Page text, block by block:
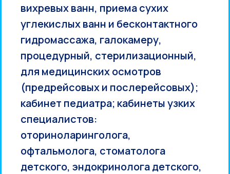
вихревых ванн, приема сухих
углекислых ванн и бесконтактного
гидромассажа, галокамеру,
процедурный, стерилизационный,
для медицинских осмотров
(предрейсовых и послерейсовых);
кабинет педиатра; кабинеты узких
специалистов:
оториноларинголога,
офтальмолога, стоматолога
детского, эндокринолога детского,